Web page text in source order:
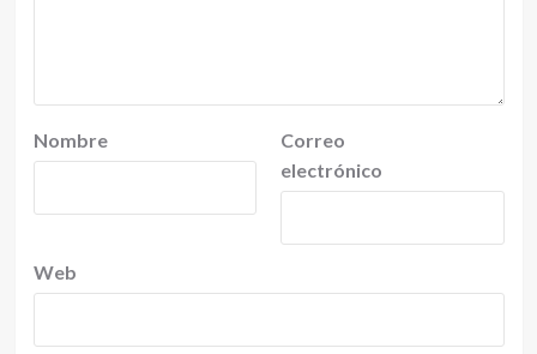
Nombre
Correo
electrónico
Web